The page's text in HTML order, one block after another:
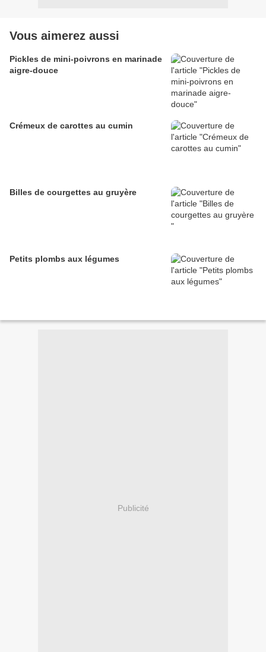
Vous aimerez aussi
Pickles de mini-poivrons en marinade
aigre-douce
Crémeux de carottes au cumin
Billes de courgettes au gruyère
Petits plombs aux légumes
Publicité